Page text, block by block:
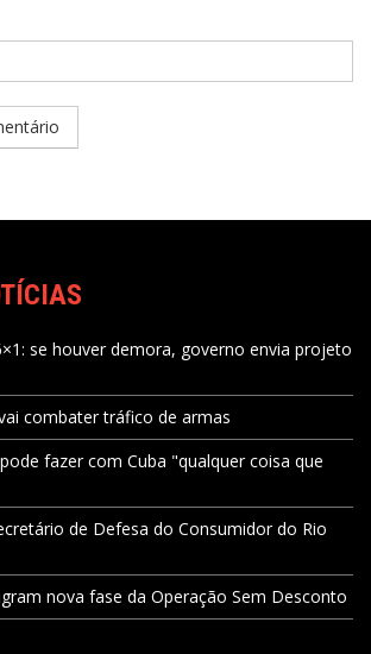
se houver demora, governo envia projeto
combater tráfico de armas
fazer com Cuba "qualquer coisa que
de Defesa do Consumidor do Rio
nova fase da Operação Sem Desconto